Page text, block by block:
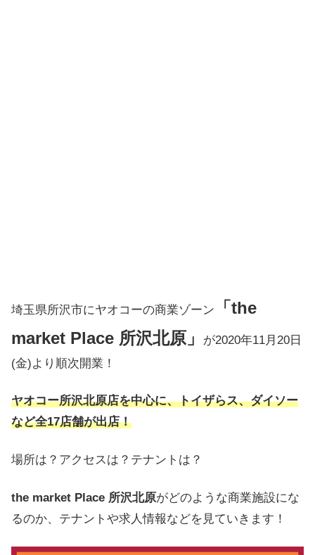
埼玉県所沢市にヤオコーの商業ゾーン
「the
market Place 所沢北原」
が2020年11月20日
(金)より順次開業！
ヤオコー所沢北原店を中心に、トイザらス、ダイソー
など全17店舗が出店！
場所は？アクセスは？テナントは？
the market Place 所沢北原がどのような商業施設にな
るのか、テナントや求人情報などを見ていきます！